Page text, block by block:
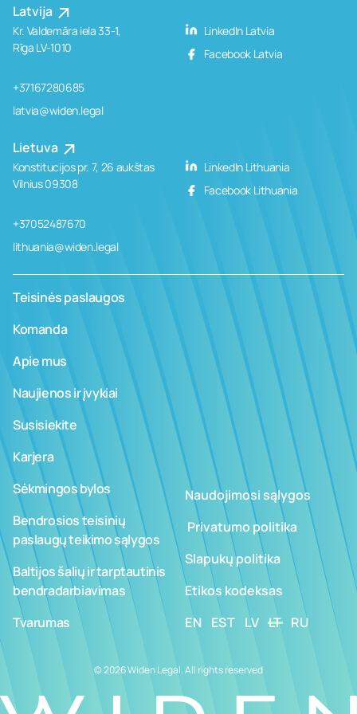
Latvija
Kr. Valdemāra iela 33-1,
Rīga LV-1010
+37167280685
latvia@widen.legal
LinkedIn Latvia
Facebook Latvia
Lietuva
Konstitucijos pr. 7, 26 aukštas
Vilnius 09308
+37052487670
lithuania@widen.legal
LinkedIn Lithuania
Facebook Lithuania
Teisinės paslaugos
Komanda
Apie mus
Naujienos ir įvykiai
Susisiekite
Karjera
Sėkmingos bylos
Bendrosios teisinių
paslaugų teikimo sąlygos
Baltijos šalių ir tarptautinis
bendradarbiavimas
Tvarumas
Naudojimosi sąlygos
­ ­­Privatumo politika
Slapukų politika
Etikos kodeksas
EN EST LV LT RU
© 2026 Widen Legal. All rights reserved